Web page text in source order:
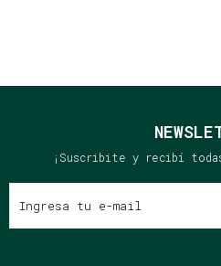
¡Suscribite y recibí